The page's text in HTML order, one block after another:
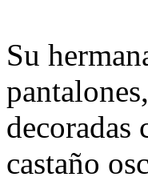
Su
decoradas
castaño